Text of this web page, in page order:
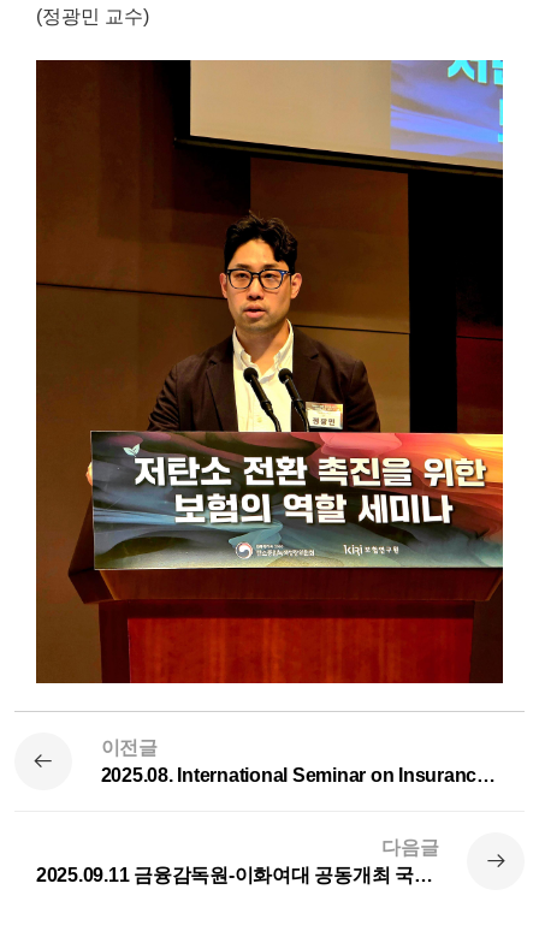
(정광민 교수)
이전글
2025.08. International Seminar on Insurance에 초청되어 세미나 발표 (정광민 교수)
다음글
2025.09.11 금융감독원-이화여대 공동개최 국제컨퍼런스 ‘Next-Gen Climate Risk Management with AI and Tech’에 좌장으로 참석 (정광민 교수)